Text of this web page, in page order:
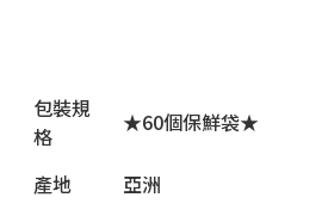
包裝規
格
★60個保鮮袋★
產地 亞洲